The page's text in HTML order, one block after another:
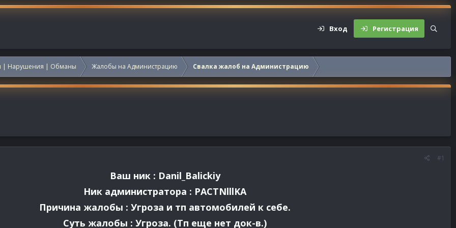
Вход Регистрация
| Нарушения | Обманы Жалобы на Администрацию Свалка жалоб на Администрацию
#1
Ваш ник : Danil_Balickiy
Ник администратора : PACTNlllKA
Причина жалобы : Угроза и тп автомобилей к себе.
Суть жалобы : Угроза. (Тп еще нет док-в.)